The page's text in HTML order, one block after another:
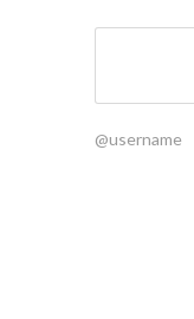
@username